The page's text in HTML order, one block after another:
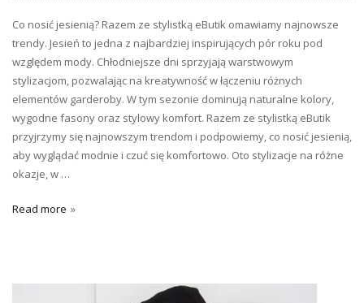
Co nosić jesienią? Razem ze stylistką eButik omawiamy najnowsze
trendy. Jesień to jedna z najbardziej inspirujących pór roku pod
względem mody. Chłodniejsze dni sprzyjają warstwowym
stylizacjom, pozwalając na kreatywność w łączeniu różnych
elementów garderoby. W tym sezonie dominują naturalne kolory,
wygodne fasony oraz stylowy komfort. Razem ze stylistką eButik
przyjrzymy się najnowszym trendom i podpowiemy, co nosić jesienią,
aby wyglądać modnie i czuć się komfortowo. Oto stylizacje na różne
okazje, w …
Read more